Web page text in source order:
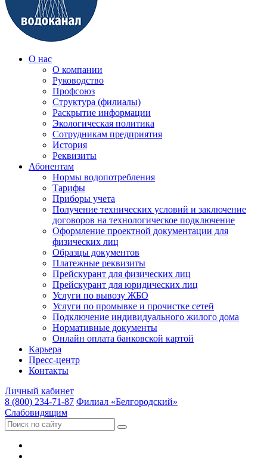
О нас
О компании
Руководство
Профсоюз
Структура (филиалы)
Раскрытие информации
Экологическая политика
Сотрудникам предприятия
История
Реквизиты
Абонентам
Нормы водопотребления
Тарифы
Приборы учета
Получение технических условий и заключение
договоров на технологическое подключение
Оформление проектной документации для
физических лиц
Образцы документов
Платежные реквизиты
Прейскурант для физических лиц
Прейскурант для юридических лиц
Услуги по вывозу ЖБО
Услуги по промывке и прочистке сетей
Подключение индивидуального жилого дома
Нормативные документы
Онлайн оплата банковской картой
Карьера
Пресс-центр
Контакты
Личный кабинет
8 (800) 234-71-87 Филиал «Белгородский»
Слабовидящим